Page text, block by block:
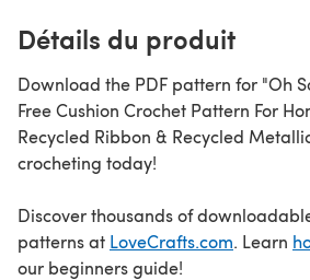
Détails du produit
Download the PDF pattern for "Oh
Free Cushion Crochet Pattern For
Recycled Ribbon & Recycled
crocheting today!
Discover thousands of
patterns at LoveCrafts.com. Learn
our beginners guide!